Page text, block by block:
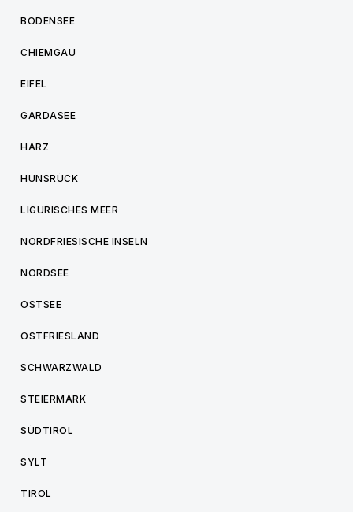
BODENSEE
CHIEMGAU
EIFEL
GARDASEE
HARZ
HUNSRÜCK
LIGURISCHES MEER
NORDFRIESISCHE INSELN
NORDSEE
OSTSEE
OSTFRIESLAND
SCHWARZWALD
STEIERMARK
SÜDTIROL
SYLT
TIROL